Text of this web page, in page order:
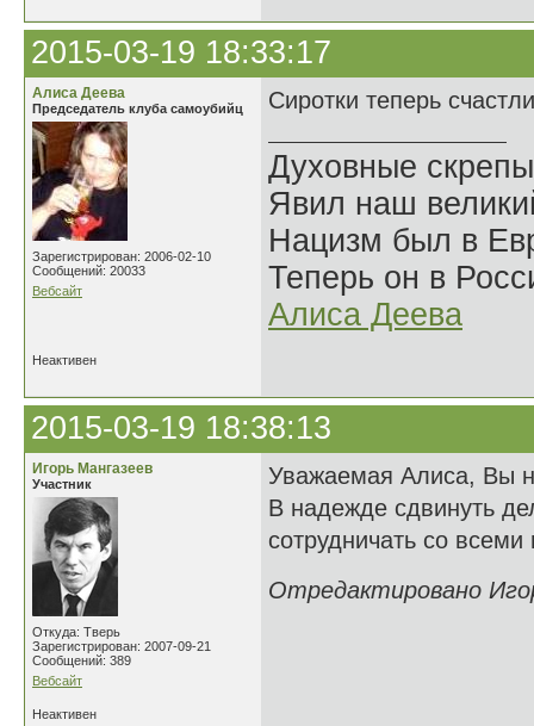
2015-03-19 18:33:17
Алиса Деева
Председатель клуба самоубийц
Зарегистрирован: 2006-02-10
Сообщений: 20033
Вебсайт
Сиротки теперь
Духовные
Явил наш
Нацизм был в
Теперь он в
Алиса Деева
Неактивен
2015-03-19 18:38:13
Игорь Мангазеев
Участник
Откуда: Тверь
Зарегистрирован: 2007-09-21
Сообщений: 389
Вебсайт
Уважаемая Алиса, Вы
В надежде сдвинуть
сотрудничать со
Отредактировано
Неактивен